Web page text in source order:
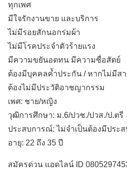
ทุกเพศ
มีใจรักงานขาย และบริการ
ไม่มีรอยสักนอกร่มผ้า
ไม่มีโรคประจำตัวร้ายแรง
มีความขยันอดทน มีความซื่อสัตย์
ต้องมีบุคคลค้ำประกัน / หากไม่มีส
ต้องไม่มีประวัติอาชญากรรม
เพศ: ชาย/หญิง
วุฒิการศึกษา: ม.6/ปวช./ปวส./ป.ตรี
ประสบการณ์: ไม่จำเป็นต้องมีประ
อายุ: 22 ถึง 35 ปี
สมัครด่วน แอดไลน์ ID